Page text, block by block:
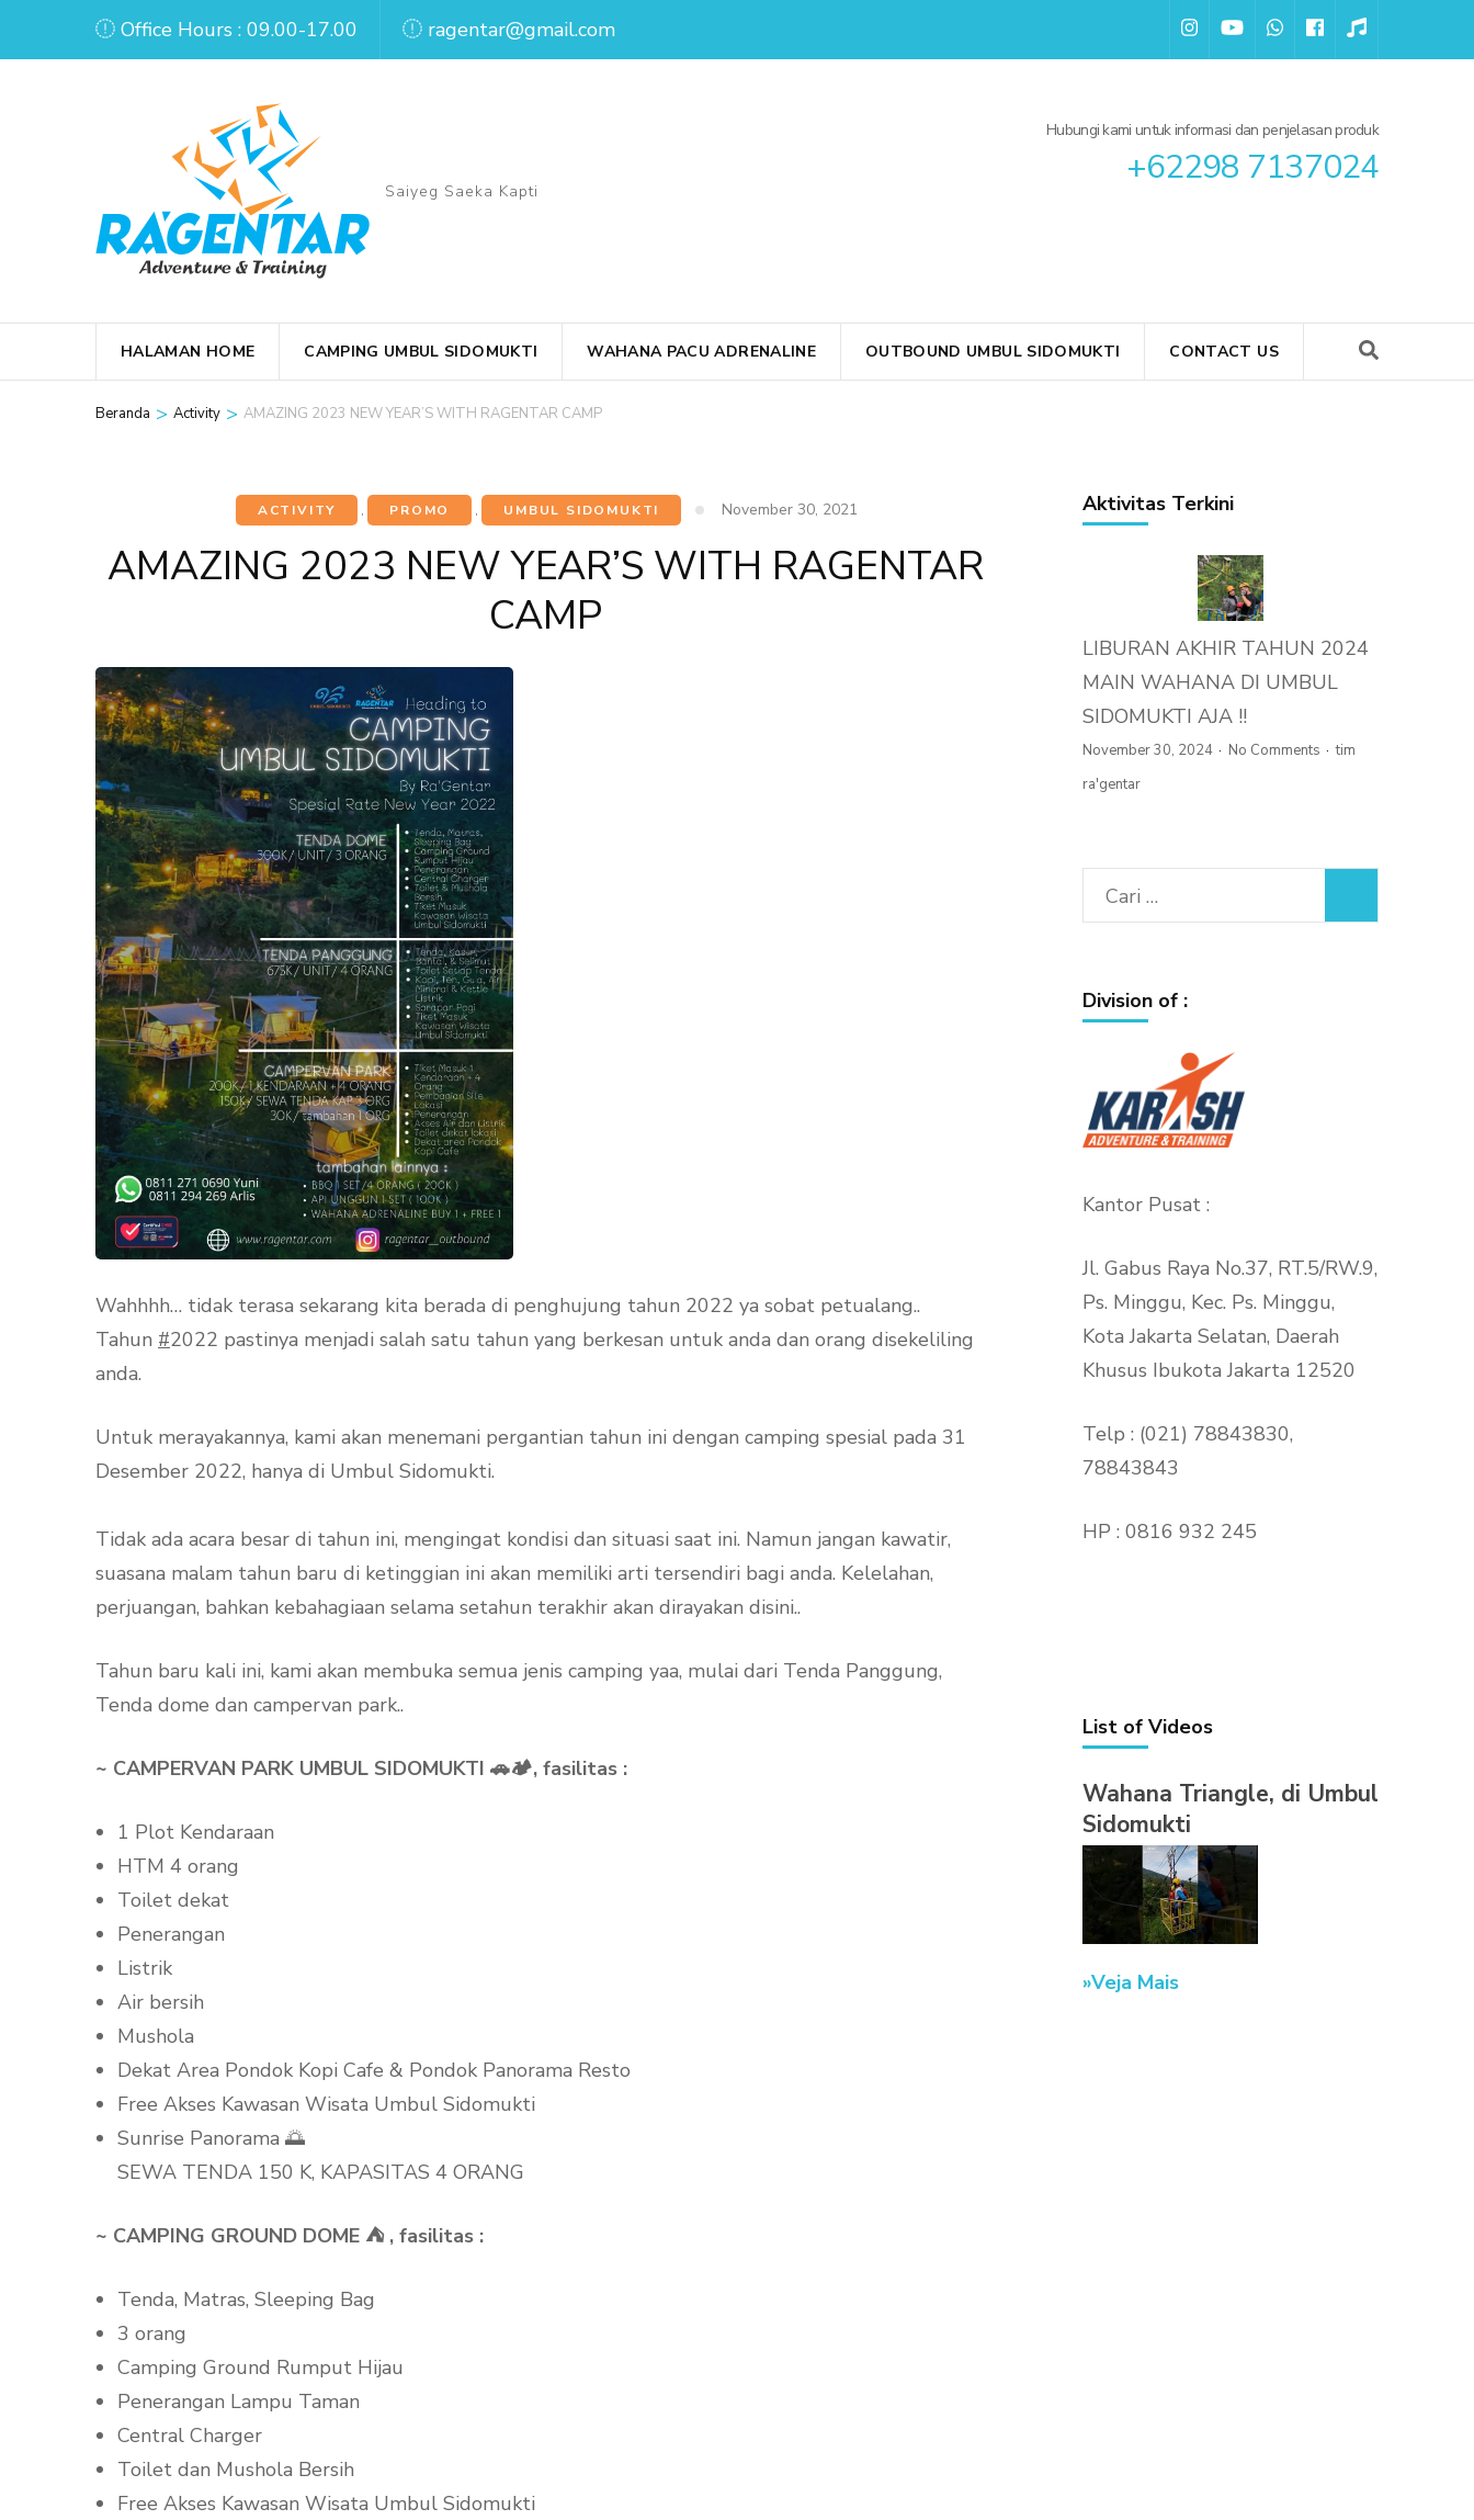
Office Hours : 09.00-17.00 ragentar@gmail.com
Saiyeg Saeka Kapti
Hubungi kami untuk informasi dan penjelasan produk
+62298 7137024
HALAMAN HOME CAMPING UMBUL SIDOMUKTI WAHANA PACU ADRENALINE OUTBOUND UMBUL SIDOMUKTI CONTACT US
Beranda > Activity > AMAZING 2023 NEW YEAR’S WITH RAGENTAR CAMP
ACTIVITY , PROMO , UMBUL SIDOMUKTI November 30, 2021
AMAZING 2023 NEW YEAR’S WITH RAGENTAR
CAMP
Wahhhh… tidak terasa sekarang kita berada di penghujung tahun 2022 ya sobat petualang..
Tahun #2022 pastinya menjadi salah satu tahun yang berkesan untuk anda dan orang disekeliling
anda.
Untuk merayakannya, kami akan menemani pergantian tahun ini dengan camping spesial pada 31
Desember 2022, hanya di Umbul Sidomukti. ⁣
Tidak ada acara besar di tahun ini, mengingat kondisi dan situasi saat ini. Namun jangan kawatir,
suasana malam tahun baru di ketinggian ini akan memiliki arti tersendiri bagi anda. Kelelahan,
perjuangan, bahkan kebahagiaan selama setahun terakhir akan dirayakan disini..
Tahun baru kali ini, kami akan membuka semua jenis camping yaa, mulai dari Tenda Panggung,
Tenda dome dan campervan park..
~ CAMPERVAN PARK UMBUL SIDOMUKTI 🚗🏕️, fasilitas :
1 Plot Kendaraan
HTM 4 orang
Toilet dekat
Penerangan
Listrik
Air bersih
Mushola
Dekat Area Pondok Kopi Cafe & Pondok Panorama Resto
Free Akses Kawasan Wisata Umbul Sidomukti
Sunrise Panorama 🌅
SEWA TENDA 150 K, KAPASITAS 4 ORANG
~ CAMPING GROUND DOME ⛺ , fasilitas :
Tenda, Matras, Sleeping Bag
3 orang
Camping Ground Rumput Hijau
Penerangan Lampu Taman
Central Charger
Toilet dan Mushola Bersih
Free Akses Kawasan Wisata Umbul Sidomukti
Aktivitas Terkini
LIBURAN AKHIR TAHUN 2024
MAIN WAHANA DI UMBUL
SIDOMUKTI AJA !!
November 30, 2024 No Comments
tim
ra'gentar
Cari
untuk:
Division of :
Kantor Pusat :
Jl. Gabus Raya No.37, RT.5/RW.9,
Ps. Minggu, Kec. Ps. Minggu,
Kota Jakarta Selatan, Daerah
Khusus Ibukota Jakarta 12520
Telp : (021) 78843830,
78843843
HP : 0816 932 245
List of Videos
Wahana Triangle, di Umbul
Sidomukti
Veja Mais